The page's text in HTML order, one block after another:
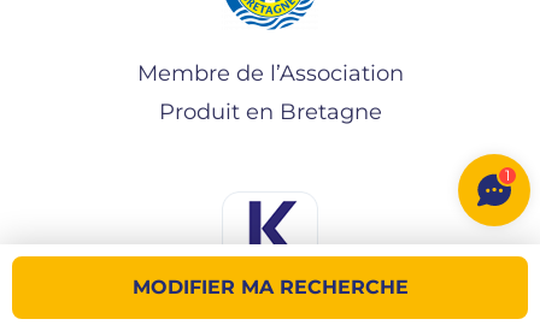
MODIFIER MA RECHERCHE
Membre de l’Association
Produit en Bretagne
1